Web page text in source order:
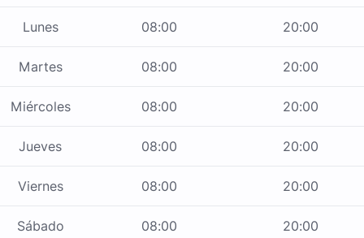
Lunes 08:00 20:00
Martes 08:00 20:00
Miércoles 08:00 20:00
Jueves 08:00 20:00
Viernes 08:00 20:00
Sábado 08:00 20:00